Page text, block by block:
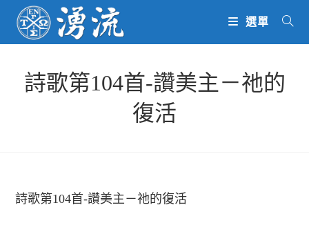
content
選單
詩歌第104首-讚美主－祂的
復活
詩歌第104首-讚美主－祂的復活